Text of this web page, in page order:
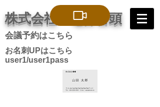
株式会社 電算番頭
会議予約はこちら
お名刺UPはこちら
user1/user1pass